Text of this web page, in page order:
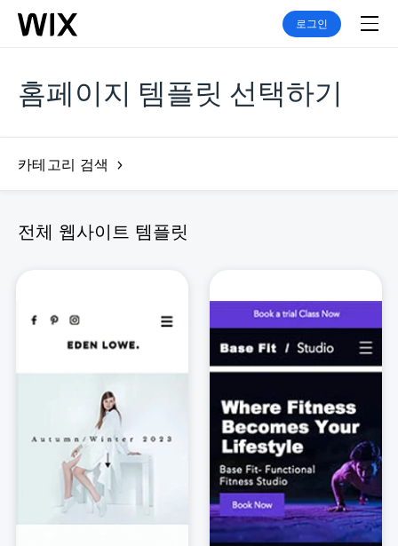
로그인
홈페이지 템플릿 선택하기
카테고리 검색
전체 웹사이트 템플릿